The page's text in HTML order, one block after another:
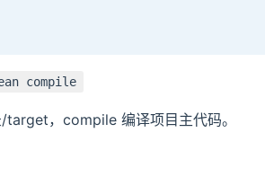
compile
，compile 编译项目主代码。